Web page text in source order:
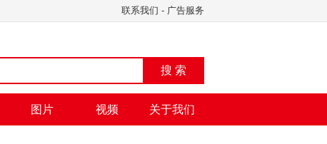
联系我们 - 广告服务
搜 索
图片 视频 关于我们